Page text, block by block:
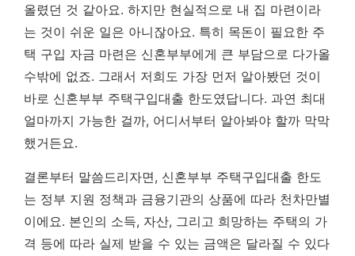
올렸던 것 같아요. 하지만 현실적으로 내 집 마련이라
는 것이 쉬운 일은 아니잖아요. 특히 목돈이 필요한 주
택 구입 자금 마련은 신혼부부에게 큰 부담으로 다가올
수밖에 없죠. 그래서 저희도 가장 먼저 알아봤던 것이
바로 신혼부부 주택구입대출 한도였답니다. 과연 최대
얼마까지 가능한 걸까, 어디서부터 알아봐야 할까 막막
했거든요.
결론부터 말씀드리자면, 신혼부부 주택구입대출 한도
는 정부 지원 정책과 금융기관의 상품에 따라 천차만별
이에요. 본인의 소득, 자산, 그리고 희망하는 주택의 가
격 등에 따라 실제 받을 수 있는 금액은 달라질 수 있다